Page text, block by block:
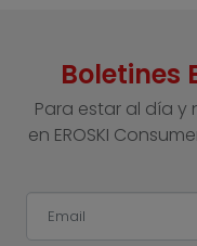
Boletines
Para estar al día
en EROSKI